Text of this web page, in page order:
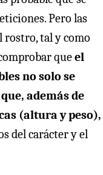
Pero las
rostro, tal y como
queel
no solo se
además de
(altura y peso),
del carácter y el